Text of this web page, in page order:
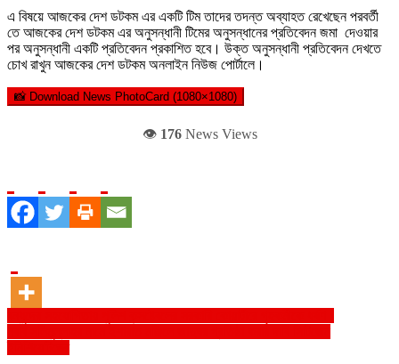
এ বিষয়ে আজকের দেশ ডটকম এর একটি টিম তাদের তদন্ত অব্যাহত রেখেছেন পরবর্তী
তে আজকের দেশ ডটকম এর অনুসন্ধানী টিমের অনুসন্ধানের প্রতিবেদন জমা দেওয়ার
পর অনুসন্ধানী একটি প্রতিবেদন প্রকাশিত হবে। উক্ত অনুসন্ধানী প্রতিবেদন দেখতে
চোখ রাখুন আজকের দেশ ডটকম অনলাইন নিউজ পোর্টালে।
📸 Download News PhotoCard (1080×1080)
👁️ 176News Views
Post
navigation